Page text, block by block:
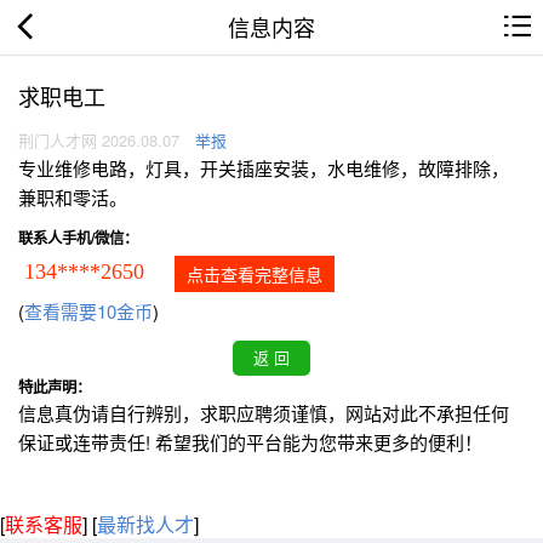
信息内容
求职电工
荆门人才网 2026.08.07 举报
专业维修电路，灯具，开关插座安装，水电维修，故障排除，
兼职和零活。
联系人手机/微信：
134****2650 点击查看完整信息
(查看需要10金币)
特此声明：
信息真伪请自行辨别，求职应聘须谨慎，网站对此不承担任何
保证或连带责任! 希望我们的平台能为您带来更多的便利！
[联系客服] [最新找人才]